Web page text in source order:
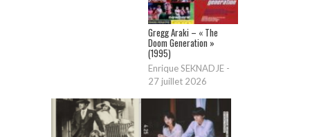
Gregg Araki – « The
Doom Generation »
(1995)
Enrique SEKNADJE -
27 juillet 2026